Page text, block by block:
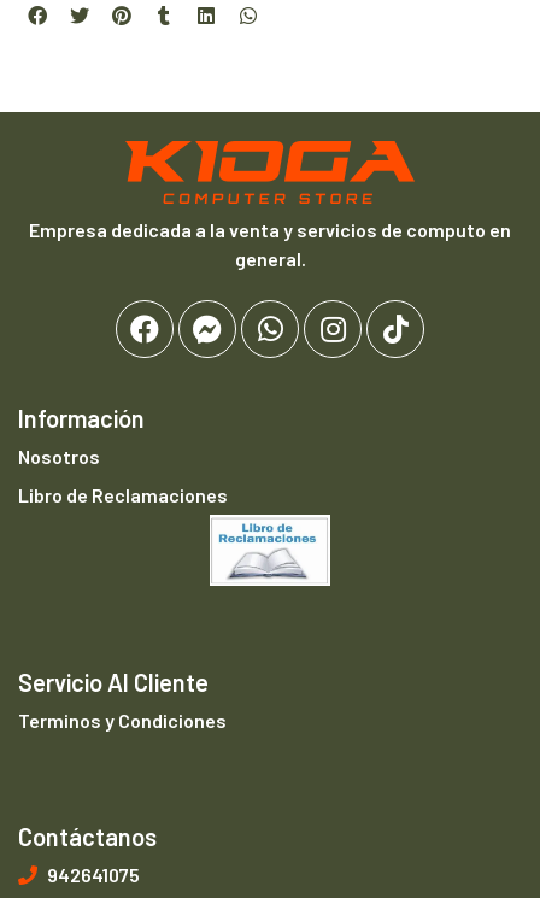
Empresa dedicada a la venta y servicios de computo en
general.
Información
Nosotros
Libro de Reclamaciones
Servicio Al Cliente
Terminos y Condiciones
Contáctanos
942641075